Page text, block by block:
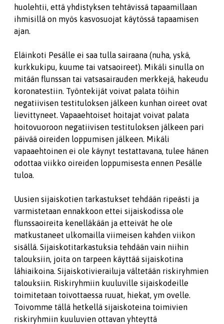
huolehtii, että yhdistyksen tehtävissä tapaamillaan
ihmisillä on myös kasvosuojat käytössä tapaamisen
ajan.
Eläinkoti Pesälle ei saa tulla sairaana (nuha, yskä,
kurkkukipu, kuume tai vatsaoireet). Mikäli sinulla on
mitään flunssan tai vatsasairauden merkkejä, hakeudu
koronatestiin. Työntekijät voivat palata töihin
negatiivisen testituloksen jälkeen kunhan oireet ovat
lievittyneet. Vapaaehtoiset hoitajat voivat palata
hoitovuoroon negatiivisen testituloksen jälkeen pari
päivää oireiden loppumisen jälkeen. Mikäli
vapaaehtoinen ei ole käynyt testattavana, tulee hänen
odottaa viikko oireiden loppumisesta ennen Pesälle
tuloa.
Uusien sijaiskotien tarkastukset tehdään ripeästi ja
varmistetaan ennakkoon ettei sijaiskodissa ole
flunssaoireita kenelläkään ja etteivät he ole
matkustaneet ulkomailla viimeisen kahden viikon
sisällä. Sijaiskotitarkastuksia tehdään vain niihin
talouksiin, joita on tarpeen käyttää sijaiskotina
lähiaikoina. Sijaiskotivierailuja vältetään riskiryhmien
talouksiin. Riskiryhmiin kuuluville sijaiskodeille
toimitetaan toivottaessa ruuat, hiekat, ym ovelle.
Toivomme tällä hetkellä sijaiskoteina toimivien
riskiryhmiin kuuluvien ottavan yhteyttä